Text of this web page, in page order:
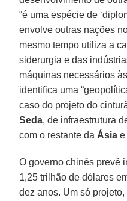
“é uma espécie de
envolve outras nações
mesmo tempo utiliza a
siderurgia e das
máquinas necessários
identifica uma
caso do projeto do
Seda, de infraestrutura
com o restante da Ásia e
O governo chinês prevê
1,25 trilhão de dólares
dez anos. Um só